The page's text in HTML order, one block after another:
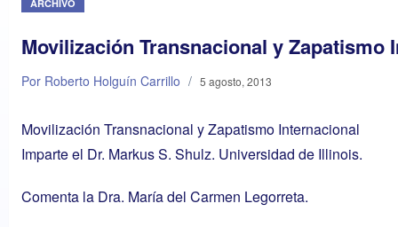
ARCHIVO
Movilización Transnacional y Zapatismo
Por Roberto Holguín Carrillo / 5 agosto, 2013
Movilización Transnacional y Zapatismo Internacional
Imparte el Dr. Markus S. Shulz. Universidad de Illinois.
Comenta la Dra. María del Carmen Legorreta.